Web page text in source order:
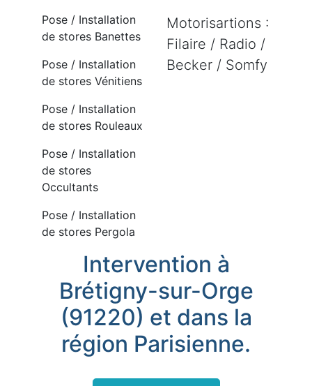
Pose / Installation
de stores Banettes
Pose / Installation
de stores Vénitiens
Pose / Installation
de stores Rouleaux
Pose / Installation
de stores
Occultants
Pose / Installation
de stores Pergola
Motorisartions :
Filaire / Radio /
Becker / Somfy
Intervention à
Brétigny-sur-Orge
(91220) et dans la
région Parisienne.